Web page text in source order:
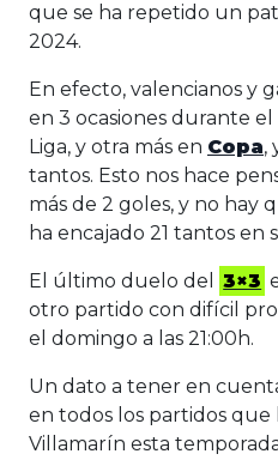
que se ha repetido un
2024.
En efecto, valencianos y
en 3 ocasiones durante el
Liga, y otra más en Copa,
tantos. Esto nos hace
más de 2 goles, y no hay
ha encajado 21 tantos en
El último duelo del 3×3
otro partido con difícil
el domingo a las 21:00h.
Un dato a tener en
en todos los partidos que
Villamarín esta